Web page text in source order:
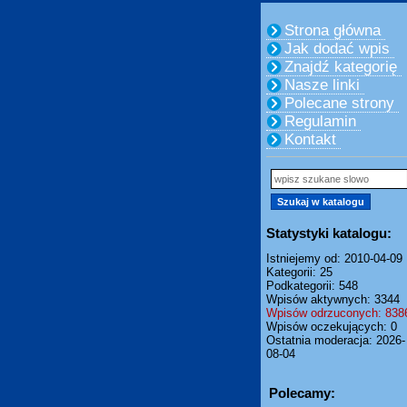
Strona główna
Jak dodać wpis
Znajdź kategorię
Nasze linki
Polecane strony
Regulamin
Kontakt
Statystyki katalogu:
Istniejemy od: 2010-04-09
Kategorii: 25
Podkategorii: 548
Wpisów aktywnych: 3344
Wpisów odrzuconych:
Wpisów oczekujących: 0
Ostatnia moderacja: 2026-
08-04
Polecamy: